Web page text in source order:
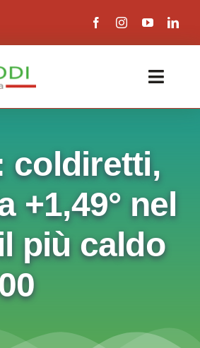
Toggle
coldiretti,
+1,49° nel
più caldo